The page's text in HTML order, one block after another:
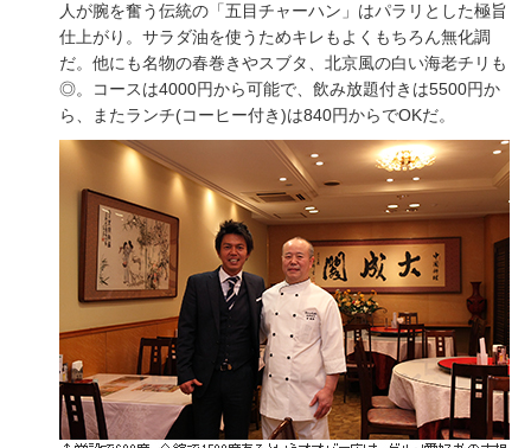
人が腕を奮う伝統の「五目チャーハン」はパラリとした極旨
仕上がり。サラダ油を使うためキレもよくもちろん無化調
だ。他にも名物の春巻きやスブタ、北京風の白い海老チリも
◎。コースは4000円から可能で、飲み放題付きは5500円か
ら、またランチ(コーヒー付き)は840円からでOKだ。